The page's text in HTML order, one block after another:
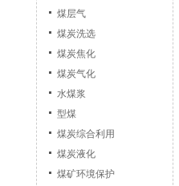
煤层气
煤炭洗选
煤炭焦化
煤炭气化
水煤浆
型煤
煤炭综合利用
煤炭液化
煤矿环境保护